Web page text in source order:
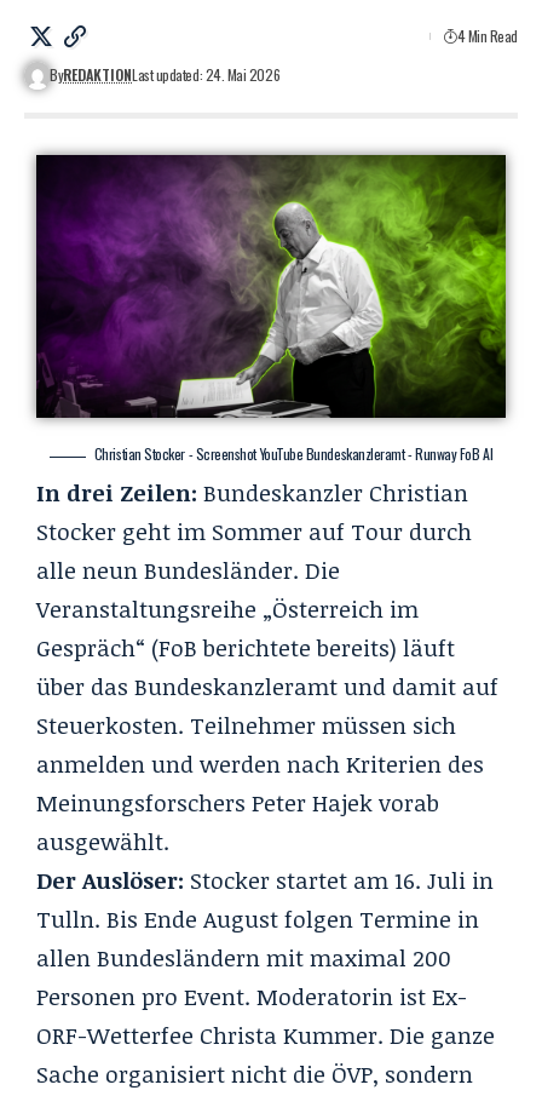
ByREDAKTIONLast updated: 24. Mai 2026
4 Min Read
Christian Stocker - Screenshot YouTube Bundeskanzleramt - Runway FoB AI
In drei Zeilen: Bundeskanzler Christian
Stocker geht im Sommer auf Tour durch
alle neun Bundesländer. Die
Veranstaltungsreihe „Österreich im
Gespräch“ (FoB berichtete bereits) läuft
über das Bundeskanzleramt und damit auf
Steuerkosten. Teilnehmer müssen sich
anmelden und werden nach Kriterien des
Meinungsforschers Peter Hajek vorab
ausgewählt.
Der Auslöser: Stocker startet am 16. Juli in
Tulln. Bis Ende August folgen Termine in
allen Bundesländern mit maximal 200
Personen pro Event. Moderatorin ist Ex-
ORF-Wetterfee Christa Kummer. Die ganze
Sache organisiert nicht die ÖVP, sondern